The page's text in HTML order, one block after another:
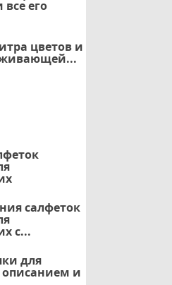
его
цветов и
салфеток
с...
для
и